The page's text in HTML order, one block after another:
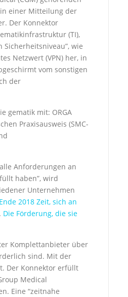
einer Mitteilung der
Der Konnektor
(TI),
wie
Netzwert (VPN) her, in
vom sonstigen
der
gematik mit: ORGA
Praxisausweis (SMC-
Anforderungen an
haben”, wird
Unternehmen
2018 Zeit, sich an
Die Förderung, die sie
Komplettanbieter über
sind. Mit der
Der Konnektor erfüllt
Medical
Eine “zeitnahe